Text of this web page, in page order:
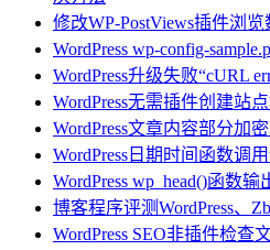
修改WP-PostViews插件浏
WordPress wp-config-
WordPress升级失败“cURL
WordPress无需插件创建站
WordPress文章内容部分加
WordPress日期时间函数调用
WordPress wp_head()函数输
博客程序评测WordPress、
WordPress SEO非插件检查